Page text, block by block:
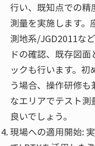
行い、既知点での精
測量を実施します。
測地系/JGD2011な
ドの確認、既存図面
ックも行います。初
う場合、操作研修も
なエリアでテスト測
良いでしょう。
現場への適用開始: